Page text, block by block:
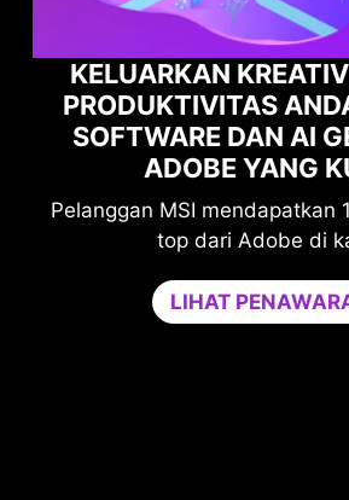
KELUARKAN
PRODUKTIVITAS ANDA
SOFTWARE DAN AI
ADOBE YANG KUAT
MSI mendapatkan 1
top dari Adobe di kami.
LIHAT PENAWARAN